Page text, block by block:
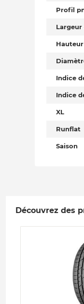
Profil
Indice
Indice
XL
Runflat
Saison
Découvrez des